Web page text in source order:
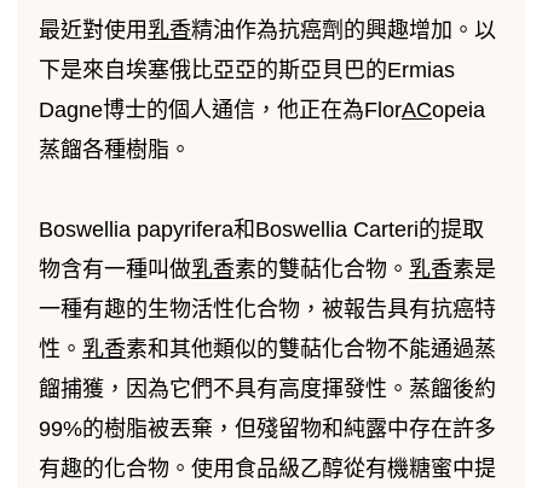
最近對使用乳香精油作為抗癌劑的興趣增加。以
下是來自埃塞俄比亞亞的斯亞貝巴的Ermias
Dagne博士的個人通信，他正在為FlorACopeia
蒸餾各種樹脂。
Boswellia papyrifera和Boswellia Carteri的提取
物含有一種叫做乳香素的雙萜化合物。 乳香素是
一種有趣的生物活性化合物，被報告具有抗癌特
性。 乳香素和其他類似的雙萜化合物不能通過蒸
餾捕獲，因為它們不具有高度揮發性。蒸餾後約
99%的樹脂被丟棄，但殘留物和純露中存在許多
有趣的化合物。使用食品級乙醇從有機糖蜜中提